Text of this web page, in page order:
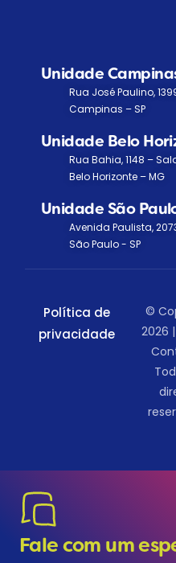
Unidade
Rua José Paulino,
Campinas – SP
Unidade Belo
Rua Bahia, 1148 –
Belo Horizonte – MG
Unidade São
Avenida Paulista,
São Paulo - SP
Política de
privacidade
©
2026
Fale com um